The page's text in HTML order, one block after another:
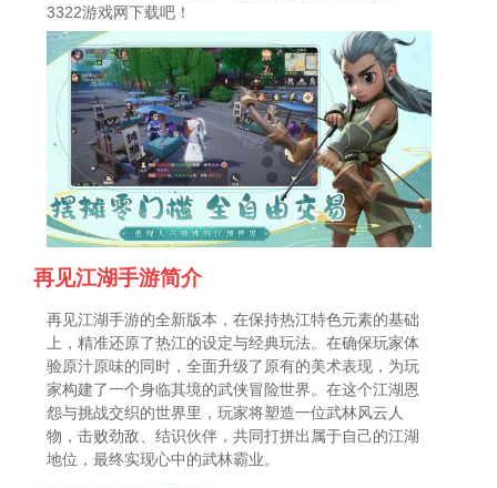
3322游戏网下载吧！
再见江湖手游简介
再见江湖手游的全新版本，在保持热江特色元素的基础
上，精准还原了热江的设定与经典玩法。在确保玩家体
验原汁原味的同时，全面升级了原有的美术表现，为玩
家构建了一个身临其境的武侠冒险世界。在这个江湖恩
怨与挑战交织的世界里，玩家将塑造一位武林风云人
物，击败劲敌、结识伙伴，共同打拼出属于自己的江湖
地位，最终实现心中的武林霸业。